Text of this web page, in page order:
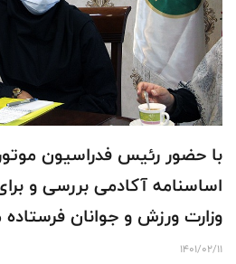
با حضور رئیس فدراسیون
اساسنامه آکادمی بررسی و
وزارت ورزش و جوانان
های مربیگری و دوره های
1401/02/11